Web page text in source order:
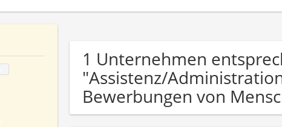
1 Unternehmen
"Assistenz/
Bewerbungen von